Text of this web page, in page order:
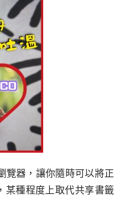
覽器，讓你隨時可以將正
某種程度上取代共享書籤